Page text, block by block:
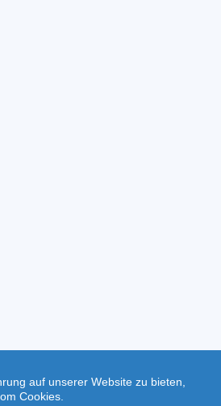
auf unserer Website zu bieten,
Cookies.